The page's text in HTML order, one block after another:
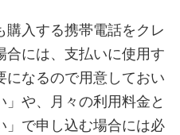
購入する携帯電話をクレ
合には、支払いに使用す
になるので用意しておい
や、月々の利用料金と
」で申し込む場合には必